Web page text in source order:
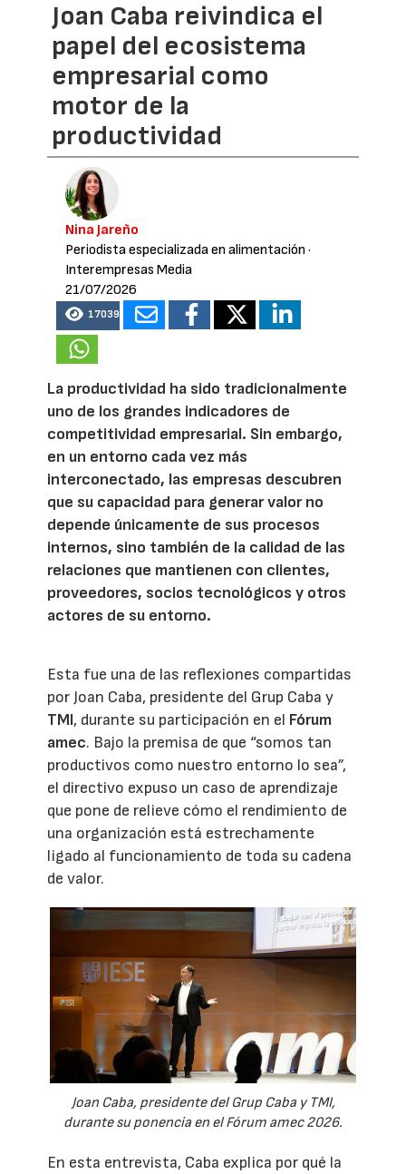
Joan Caba reivindica el
papel del ecosistema
empresarial como
motor de la
productividad
Nina Jareño
Periodista especializada en alimentación ·
Interempresas Media
21/07/2026
17039
La productividad ha sido tradicionalmente
uno de los grandes indicadores de
competitividad empresarial. Sin embargo,
en un entorno cada vez más
interconectado, las empresas descubren
que su capacidad para generar valor no
depende únicamente de sus procesos
internos, sino también de la calidad de las
relaciones que mantienen con clientes,
proveedores, socios tecnológicos y otros
actores de su entorno.
Esta fue una de las reflexiones compartidas
por Joan Caba, presidente del Grup Caba y
TMI, durante su participación en el Fórum
amec. Bajo la premisa de que “somos tan
productivos como nuestro entorno lo sea”,
el directivo expuso un caso de aprendizaje
que pone de relieve cómo el rendimiento de
una organización está estrechamente
ligado al funcionamiento de toda su cadena
de valor.
Joan Caba, presidente del Grup Caba y TMI,
durante su ponencia en el Fórum amec 2026.
En esta entrevista, Caba explica por qué la